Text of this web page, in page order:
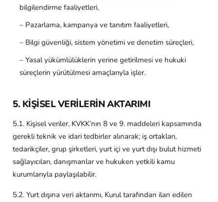
bilgilendirme faaliyetleri,
– Pazarlama, kampanya ve tanıtım faaliyetleri,
– Bilgi güvenliği, sistem yönetimi ve denetim süreçleri,
– Yasal yükümlülüklerin yerine getirilmesi ve hukuki
süreçlerin yürütülmesi amaçlarıyla işler.
5. KİŞİSEL VERİLERİN AKTARIMI
5.1. Kişisel veriler, KVKK’nın 8 ve 9. maddeleri kapsamında
gerekli teknik ve idari tedbirler alınarak; iş ortakları,
tedarikçiler, grup şirketleri, yurt içi ve yurt dışı bulut hizmeti
sağlayıcıları, danışmanlar ve hukuken yetkili kamu
kurumlarıyla paylaşılabilir.
5.2. Yurt dışına veri aktarımı, Kurul tarafından ilan edilen